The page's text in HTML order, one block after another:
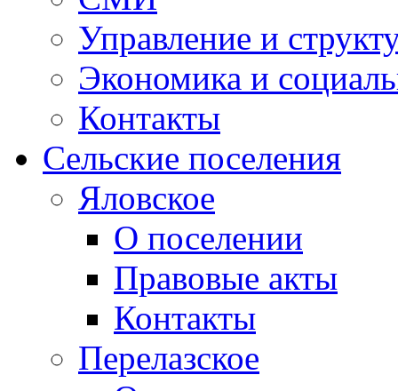
Управление и
Экономика и
Контакты
Сельские поселения
Яловское
О поселении
Правовые акты
Контакты
Перелазское